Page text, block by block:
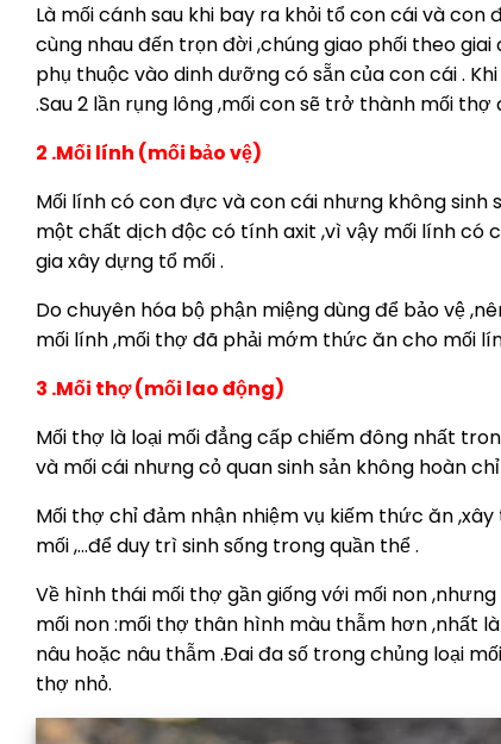
Là mối cánh sau khi bay ra khỏi tổ con cái và
cùng nhau đến trọn đời ,chúng giao phối theo
phụ thuộc vào dinh dưỡng có sẵn của con cái .
.Sau 2 lần rụng lông ,mối con sẽ trở thành mối
2 .Mối lính (mối bảo vệ)
Mối lính có con đực và con cái nhưng không
một chất dịch độc có tính axit ,vì vậy mối lính có
gia xây dựng tổ mối .
Do chuyên hóa bộ phận miệng dùng để bảo vệ
mối lính ,mối thợ đã phải mớm thức ăn cho mối
3 .Mối thợ (mối lao động)
Mối thợ là loại mối đẳng cấp chiếm đông nhất
và mối cái nhưng cỏ quan sinh sản không hoàn
Mối thợ chỉ đảm nhận nhiệm vụ kiếm thức ăn
mối ,…để duy trì sinh sống trong quần thể .
Về hình thái mối thợ gần giống với mối non
mối non :mối thợ thân hình màu thẫm hơn ,nhất
nâu hoặc nâu thẫm .Đai đa số trong chủng loại
thợ nhỏ.